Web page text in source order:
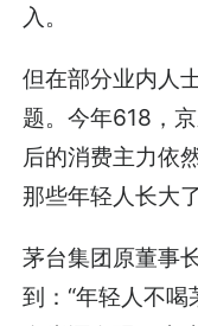
入。
但在部分业内人
题。今年618，
后的消费主力依
那些年轻人长大
茅台集团原董事
到：“年轻人不